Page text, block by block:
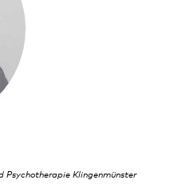
Psychotherapie Klingenmünster